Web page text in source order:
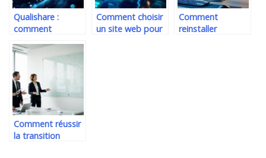
Qualishare :
comment
satisfaction client
grâce au partage
de contenu de
qualité
Comment choisir
un site web pour
Comment
reinstaller
Comment réussir
la transition